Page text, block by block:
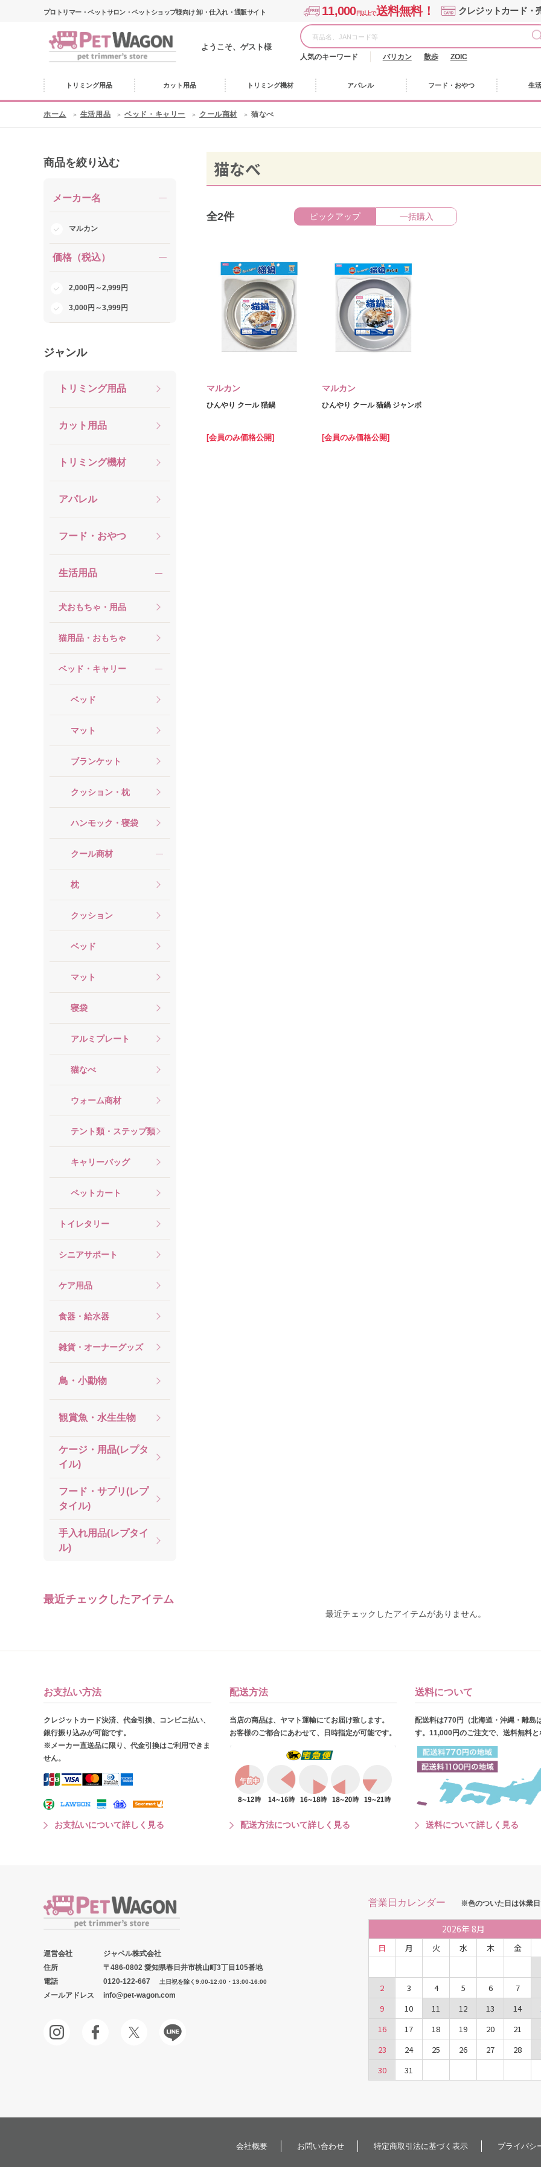
プロトリマー・ペットサロン・ペットショップ様向け 卸・仕入れ・通販サイト 11,000円以上で送料無料！ クレジットカード・
ようこそ、ゲスト様
人気のキーワード バリカン 散歩 ZOIC
トリミング用品 カット用品 トリミング機材 アパレル フード・おやつ 生
ホーム 生活用品 ベッド・キャリー クール商材 猫なべ
商品を絞り込む
メーカー名
マルカン
価格（税込）
2,000円～2,999円
3,000円～3,999円
ジャンル
トリミング用品
カット用品
トリミング機材
アパレル
フード・おやつ
生活用品
犬おもちゃ・用品
猫用品・おもちゃ
ベッド・キャリー
ベッド
マット
ブランケット
クッション・枕
ハンモック・寝袋
クール商材
枕
クッション
ベッド
マット
寝袋
アルミプレート
猫なべ
ウォーム商材
テント類・ステップ類
キャリーバッグ
ペットカート
トイレタリー
シニアサポート
ケア用品
食器・給水器
雑貨・オーナーグッズ
鳥・小動物
観賞魚・水生生物
ケージ・用品(レプタ
イル)
フード・サプリ(レプ
タイル)
手入れ用品(レプタイ
ル)
猫なべ
全2件 ピックアップ 一括購入
マルカン
ひんやり クール 猫鍋
[会員のみ価格公開]
マルカン
ひんやり クール 猫鍋 ジャンボ
[会員のみ価格公開]
最近チェックしたアイテム
最近チェックしたアイテムがありません。
お支払い方法
クレジットカード決済、代金引換、コンビニ払い、
銀行振り込みが可能です。
※メーカー直送品に限り、代金引換はご利用できま
せん。
お支払いについて詳しく見る
配送方法
当店の商品は、ヤマト運輸にてお届け致します。
お客様のご都合にあわせて、日時指定が可能です。
配送方法について詳しく見る
送料について
配送料は770円（北海道・沖縄・離島
す。11,000円のご注文で、送料無料と
送料について詳しく見る
運営会社
ジャペル株式会社
住所
〒486-0802 愛知県春日井市桃山町3丁目105番地
電話
0120-122-667 土日祝を除く9:00-12:00・13:00-16:00
メールアドレス info@pet-wagon.com
営業日カレンダー ※色のついた日は休業日
2026年 8月
日 月 火 水 木 金
2
3 4 5 6 7
9
10 11 12 13 14
16
17 18 19 20 21
23
24 25 26 27 28
30
31
会社概要 お問い合わせ 特定商取引法に基づく表示 プライバシ